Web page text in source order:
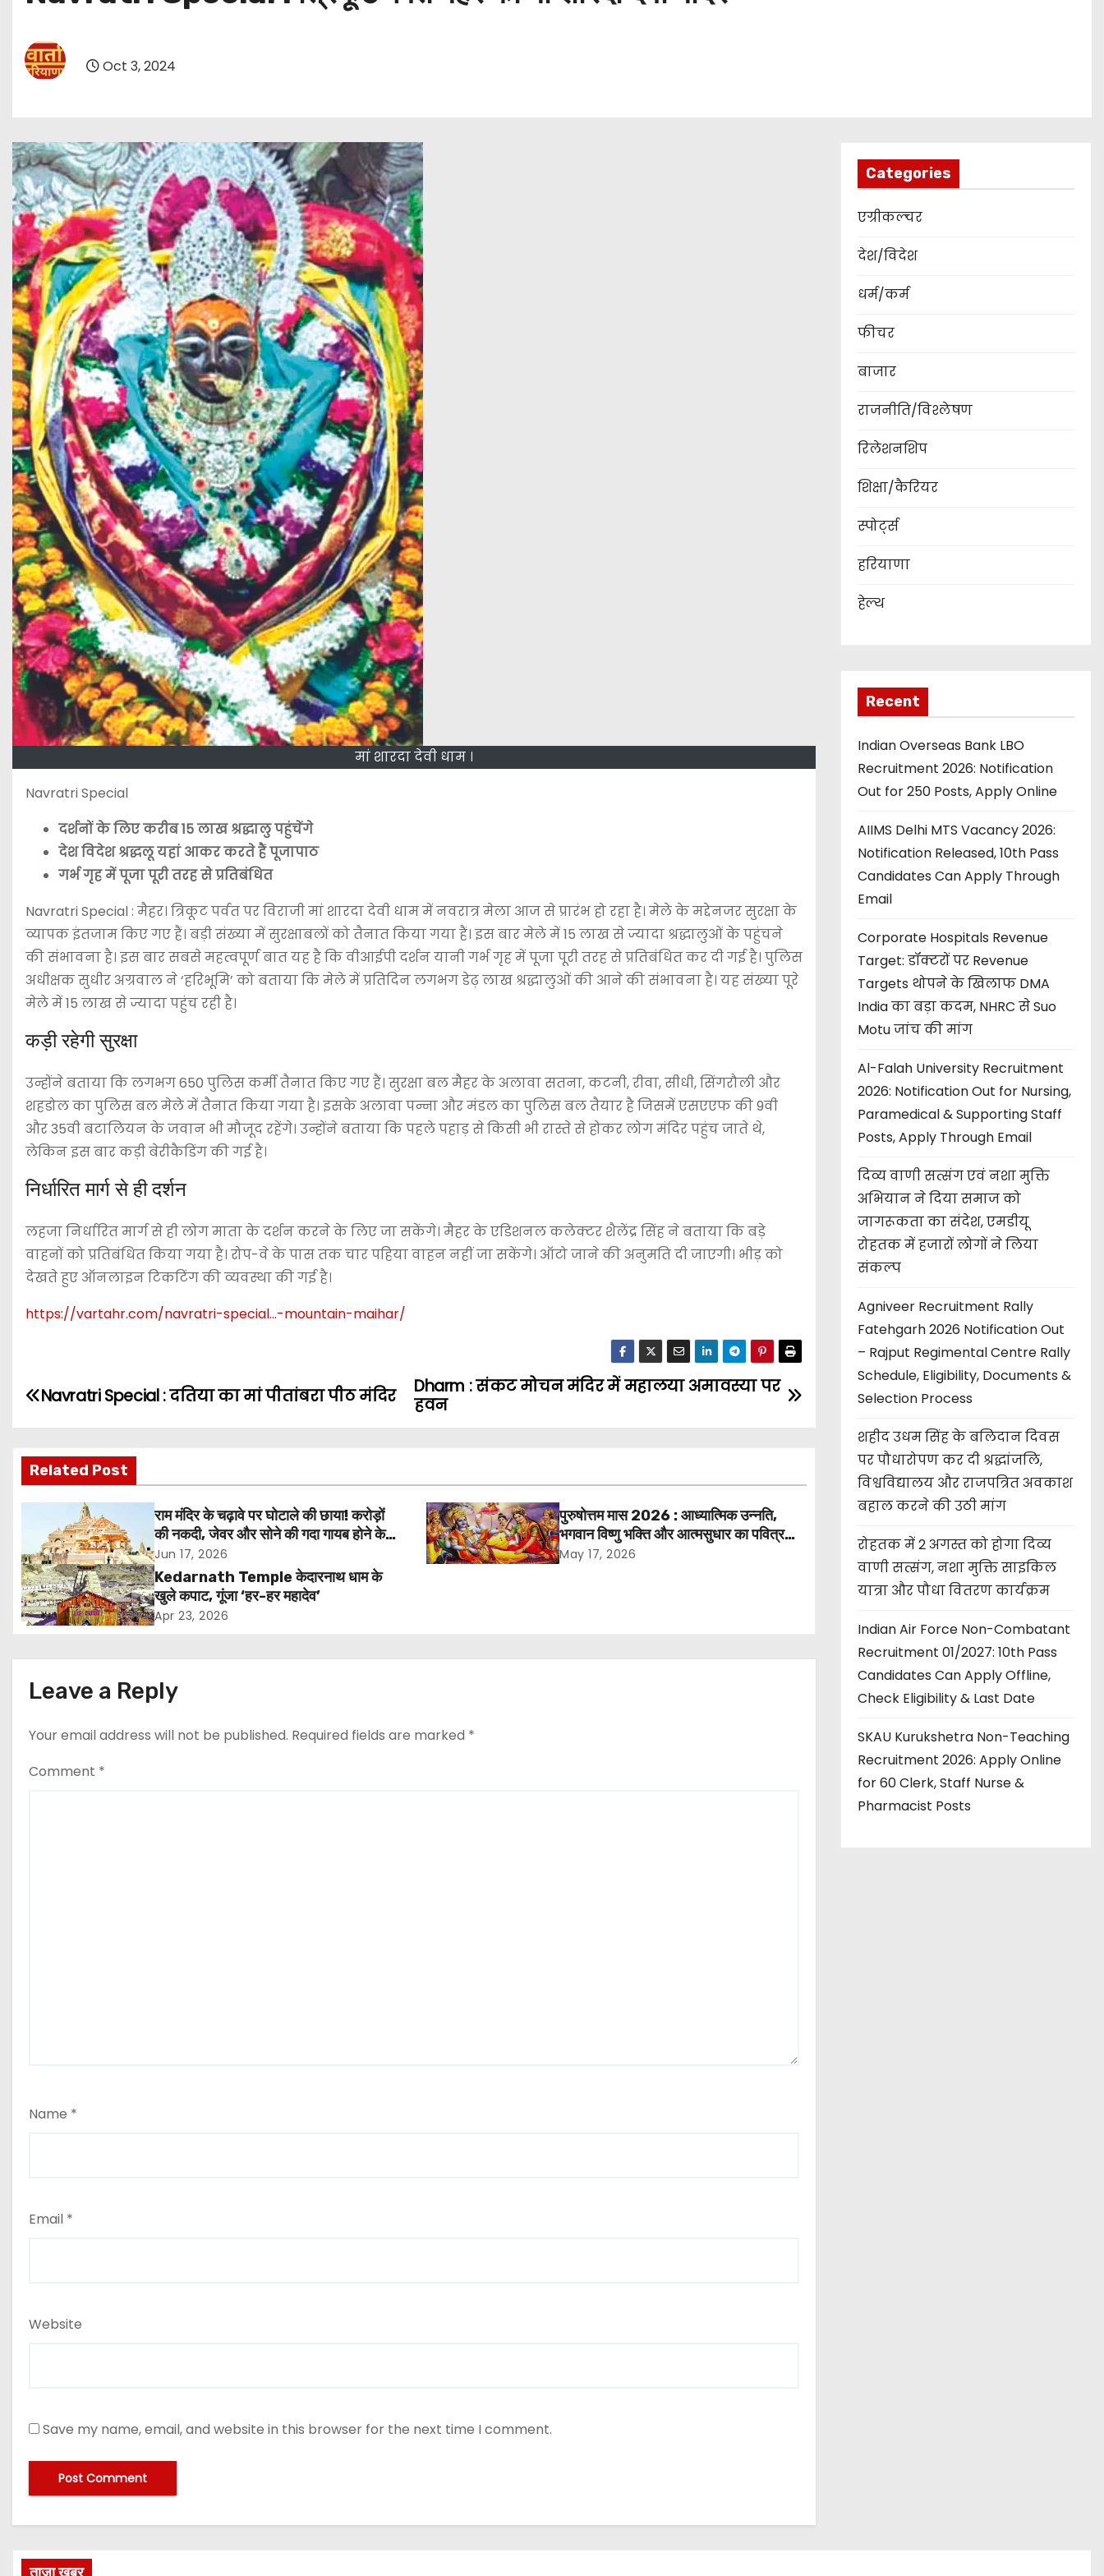
Oct 3, 2024
मां शारदा देवी धाम ।
Navratri Special
दर्शनों के लिए करीब 15 लाख श्रद्धालु पहुंचेंगे
देश विदेश श्रद्धलू यहां आकर करते हैं पूजापाठ
गर्भ गृह में पूजा पूरी तरह से प्रतिबंधित
Navratri Special : मैहर। त्रिकूट पर्वत पर विराजी मां शारदा देवी धाम में नवरात्र मेला आज से प्रारंभ हो रहा है। मेले के मद्देनजर सुरक्षा के
व्यापक इंतजाम किए गए हैं। बड़ी संख्या में सुरक्षाबलों को तैनात किया गया हैं। इस बार मेले में 15 लाख से ज्यादा श्रद्धालुओं के पहुंचने
की संभावना है। इस बार सबसे महत्वपूर्ण बात यह है कि वीआईपी दर्शन यानी गर्भ गृह में पूजा पूरी तरह से प्रतिबंधित कर दी गई है। पुलिस
अधीक्षक सुधीर अग्रवाल ने ‘हरिभूमि’ को बताया कि मेले में प्रतिदिन लगभग डेढ़ लाख श्रद्धालुओं की आने की संभावना है। यह संख्या पूरे
मेले में 15 लाख से ज्यादा पहुंच रही है।
कड़ी रहेगी सुरक्षा
उन्होंने बताया कि लगभग 650 पुलिस कर्मी तैनात किए गए हैं। सुरक्षा बल मैहर के अलावा सतना, कटनी, रीवा, सीधी, सिंगरौली और
शहडोल का पुलिस बल मेले में तैनात किया गया है। इसके अलावा पन्ना और मंडल का पुलिस बल तैयार है जिसमें एसएएफ की 9वी
और 35वी बटालियन के जवान भी मौजूद रहेंगे। उन्होंने बताया कि पहले पहाड़ से किसी भी रास्ते से होकर लोग मंदिर पहुंच जाते थे,
लेकिन इस बार कड़ी बेरीकैडिंग की गई है।
निर्धारित मार्ग से ही दर्शन
लहजा निर्धारित मार्ग से ही लोग माता के दर्शन करने के लिए जा सकेंगे। मैहर के एडिशनल कलेक्टर शैलेंद्र सिंह ने बताया कि बड़े
वाहनों को प्रतिबंधित किया गया है। रोप-वे के पास तक चार पहिया वाहन नहीं जा सकेंगे। ऑटो जाने की अनुमति दी जाएगी। भीड़ को
देखते हुए ऑनलाइन टिकटिंग की व्यवस्था की गई है।
https://vartahr.com/navratri-special…-mountain-maihar/
P
s
t
a
v
i
a
t
i
Dharm : संकट मोचन मंदिर में महालया अमावस्या पर
हवन
Navratri Special : दतिया का मां पीतांबरा पीठ मंदिर
Related Post
राम मंदिर के चढ़ावे पर घोटाले की छाया! करोड़ों
की नकदी, जेवर और सोने की गदा गायब होने के
आरोप, SIT जांच शुरू
Jun 17, 2026
पुरुषोत्तम मास 2026 : आध्यात्मिक उन्नति,
भगवान विष्णु भक्ति और आत्मसुधार का पवित्र
अवसर
May 17, 2026
Kedarnath Temple केदारनाथ धाम के
खुले कपाट, गूंजा ‘हर-हर महादेव’
Apr 23, 2026
Leave a Reply
Your email address will not be published. Required fields are marked *
Comment *
Name *
Email *
Website
Save my name, email, and website in this browser for the next time I comment.
Categories
एग्रीकल्चर
देश/विदेश
धर्म/कर्म
फीचर
बाजार
राजनीति/विश्लेषण
रिलेशनशिप
शिक्षा/कैरियर
स्पोर्ट्स
हरियाणा
हेल्थ
Recent
Indian Overseas Bank LBO
Recruitment 2026: Notification
Out for 250 Posts, Apply Online
AIIMS Delhi MTS Vacancy 2026:
Notification Released, 10th Pass
Candidates Can Apply Through
Email
Corporate Hospitals Revenue
Target: डॉक्टरों पर Revenue
Targets थोपने के खिलाफ DMA
India का बड़ा कदम, NHRC से Suo
Motu जांच की मांग
Al-Falah University Recruitment
2026: Notification Out for Nursing,
Paramedical & Supporting Staff
Posts, Apply Through Email
दिव्य वाणी सत्संग एवं नशा मुक्ति
अभियान ने दिया समाज को
जागरूकता का संदेश, एमडीयू
रोहतक में हजारों लोगों ने लिया
संकल्प
Agniveer Recruitment Rally
Fatehgarh 2026 Notification Out
– Rajput Regimental Centre Rally
Schedule, Eligibility, Documents &
Selection Process
शहीद उधम सिंह के बलिदान दिवस
पर पौधारोपण कर दी श्रद्धांजलि,
विश्वविद्यालय और राजपत्रित अवकाश
बहाल करने की उठी मांग
रोहतक में 2 अगस्त को होगा दिव्य
वाणी सत्संग, नशा मुक्ति साइकिल
यात्रा और पौधा वितरण कार्यक्रम
Indian Air Force Non-Combatant
Recruitment 01/2027: 10th Pass
Candidates Can Apply Offline,
Check Eligibility & Last Date
SKAU Kurukshetra Non-Teaching
Recruitment 2026: Apply Online
for 60 Clerk, Staff Nurse &
Pharmacist Posts